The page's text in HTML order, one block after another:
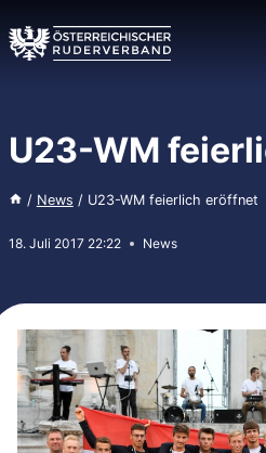
Inhalt
springen
U23-WM
/ News / U23-WM feierlich eröffnet
18. Juli 2017 22:22 News